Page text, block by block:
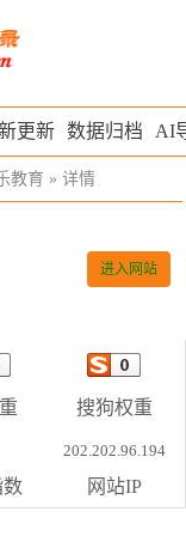
更新 数据归档 AI
教育 » 详情
进入网站
搜狗权重
数
202.202.96.194
网站IP